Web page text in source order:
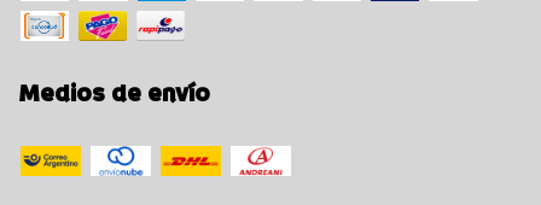
Medios de envío